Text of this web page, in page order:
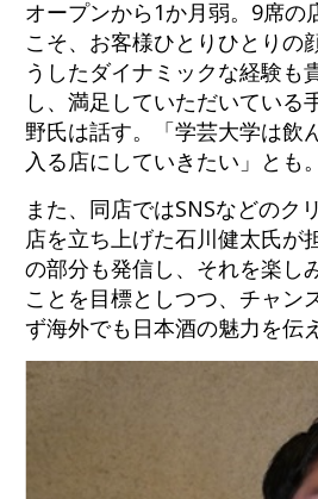
オープンから1か月弱。9席
こそ、お客様ひとりひとりの
うしたダイナミックな経験も
し、満足していただいてい
野氏は話す。「学芸大学は飲
入る店にしていきたい」とも。
また、同店ではSNSなどの
店を立ち上げた石川健太氏が
の部分も発信し、それを楽し
ことを目標としつつ、チャン
ず海外でも日本酒の魅力を伝